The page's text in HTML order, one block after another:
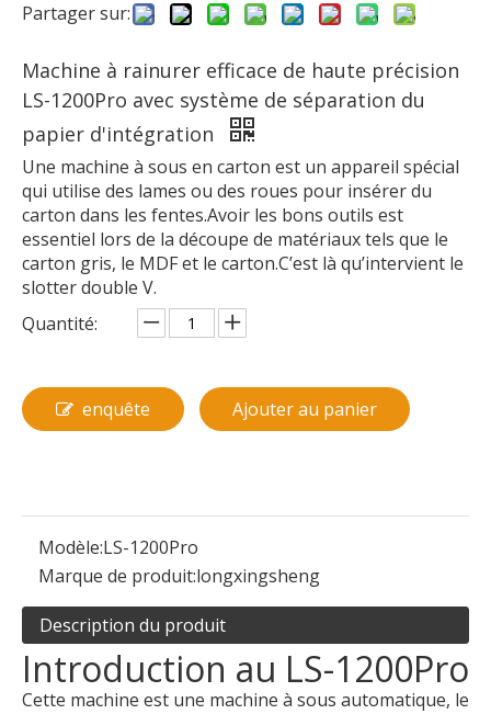
Partager sur:
Machine à rainurer efficace de haute précision
LS-1200Pro avec système de séparation du
papier d'intégration
Une machine à sous en carton est un appareil spécial
qui utilise des lames ou des roues pour insérer du
carton dans les fentes.Avoir les bons outils est
essentiel lors de la découpe de matériaux tels que le
carton gris, le MDF et le carton.C’est là qu’intervient le
slotter double V.
Quantité:
enquête Ajouter au panier
Modèle:LS-1200Pro
Marque de produit:longxingsheng
Description du produit
Introduction au LS-1200Pro
Cette machine est une machine à sous automatique, le